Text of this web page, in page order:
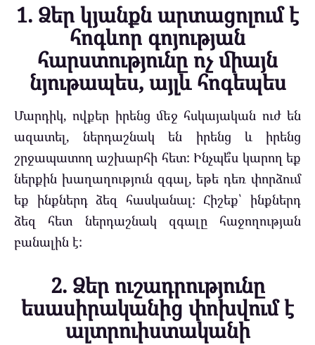
1. Ձեր կյանքն արտացոլում է
հոգևոր գոյության
հարստությունը ոչ միայն
նյութապես, այլև հոգեպես
Մարդիկ, ովքեր իրենց մեջ հսկայական ուժ են
ազատել, ներդաշնակ են իրենց և իրենց
շրջապատող աշխարհի հետ: Ինչպե՞ս կարող եք
ներքին խաղաղություն զգալ, եթե դեռ փորձում
եք ինքներդ ձեզ հասկանալ: Հիշեք՝ ինքներդ
ձեզ հետ ներդաշնակ զգալը հաջողության
բանալին է:
2. Ձեր ուշադրությունը
եսասիրականից փոխվում է
ալտրուիստականի